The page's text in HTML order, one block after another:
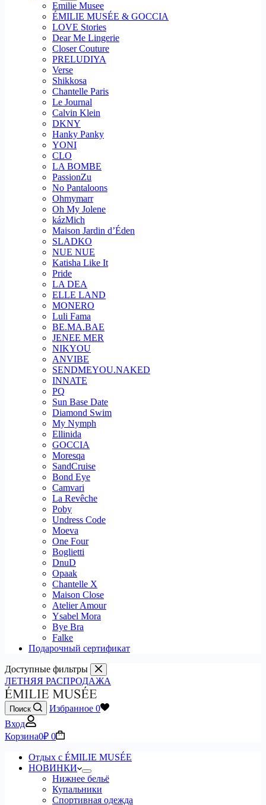
Emilie Musee
ÉMILIE MUSÉE & GOCCIA
LOVE Stories
Dear Me Lingerie
Closer Couture
PRELUDIYA
Verse
Shikkosa
Chantelle Paris
Le Journal
Calvin Klein
DKNY
Hanky Panky
YONI
CLO
LA BOMBE
PassionZu
No Pantaloons
Ohmymarr
Oh My Jolene
kázMich
Maison Jardin d’Éden
SLADKO
NUE NUE
Katisha Like It
Pride
LA DEA
ELLE LAND
MONERO
Luli Fama
BE.MA.BAE
JENEE MER
NIKYOU
ANVIBE
SENDMEYOU.NAKED
INNATE
PQ
Sun Base Date
Diamond Swim
My Nymph
Ellinida
GOCCIA
Moresqa
SandCruise
Bond Eye
Camvari
La Revêche
Poby
Undress Code
Moeva
One Four
Boglietti
DnuD
Opaak
Chantelle X
Maison Close
Atelier Amour
Ysabel Mora
Bye Bra
Falke
Подарочный сертификат
Доступные фильтры
ЛЕТНЯЯ РАСПРОДАЖА
Поиск Избранное 0
Вход
Корзина0₽ 0
Отдых с ÉMILIE MUSÉE
НОВИНКИ
Нижнее бельё
Купальники
Спортивная одежда